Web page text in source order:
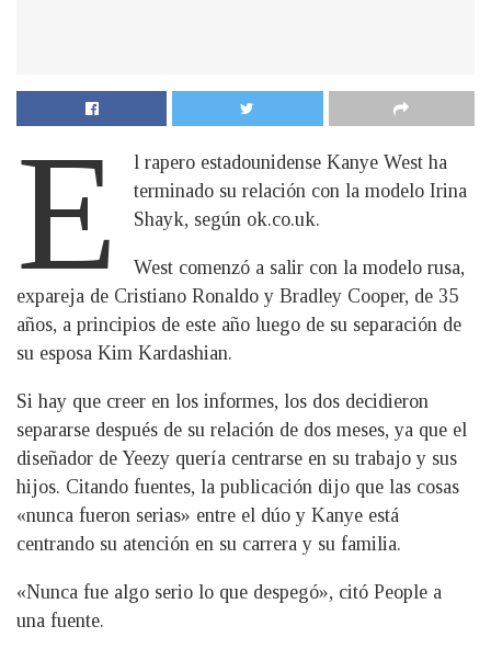
E
l rapero estadounidense Kanye West ha
terminado su relación con la modelo Irina
Shayk, según ok.co.uk.
West comenzó a salir con la modelo rusa,
expareja de Cristiano Ronaldo y Bradley Cooper, de 35
años, a principios de este año luego de su separación de
su esposa Kim Kardashian.
Si hay que creer en los informes, los dos decidieron
separarse después de su relación de dos meses, ya que el
diseñador de Yeezy quería centrarse en su trabajo y sus
hijos. Citando fuentes, la publicación dijo que las cosas
«nunca fueron serias» entre el dúo y Kanye está
centrando su atención en su carrera y su familia.
«Nunca fue algo serio lo que despegó», citó People a
una fuente.